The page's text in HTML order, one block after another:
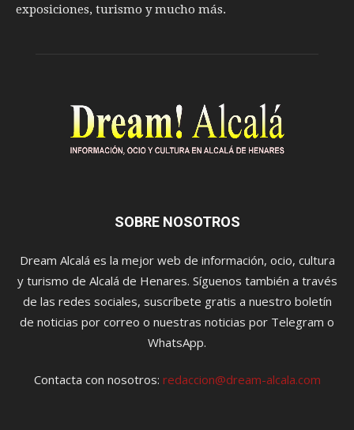
exposiciones, turismo y mucho más.
SOBRE NOSOTROS
Dream Alcalá es la mejor web de información, ocio, cultura
y turismo de Alcalá de Henares. Síguenos también a través
de las redes sociales, suscríbete gratis a nuestro boletín
de noticias por correo o nuestras noticias por Telegram o
WhatsApp.
Contacta con nosotros: redaccion@dream-alcala.com